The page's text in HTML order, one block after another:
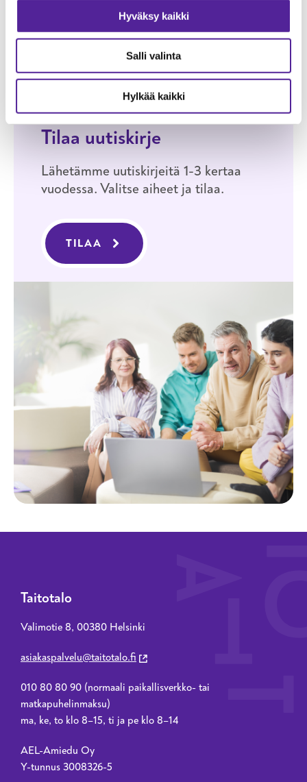
Hyväksy kaikki
Salli valinta
Hylkää kaikki
OTA YHTEYTTÄ
Tilaa uutiskirje
Lähetämme uutiskirjeitä 1-3 kertaa
vuodessa. Valitse aiheet ja tilaa.
TILAA
Taitotalo
Valimotie 8, 00380 Helsinki
asiakaspalvelu@taitotalo.fi
010 80 80 90 (normaali paikallisverkko- tai
matkapuhelinmaksu)
ma, ke, to klo 8–15, ti ja pe klo 8–14
AEL-Amiedu Oy
Y-tunnus 3008326-5